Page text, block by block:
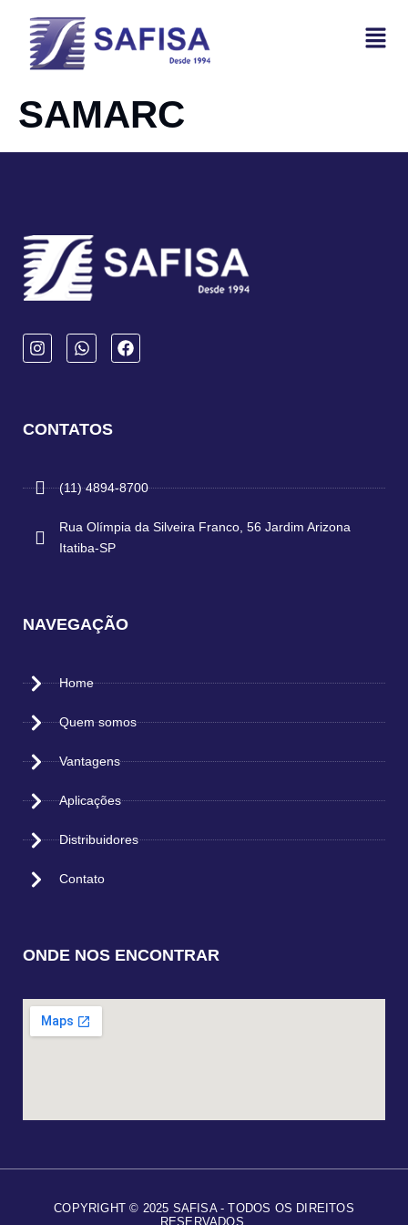
SAMARC
CONTATOS
(11) 4894-8700
Rua Olímpia da Silveira Franco, 56 Jardim Arizona
Itatiba-SP
NAVEGAÇÃO
Home
Quem somos
Vantagens
Aplicações
Distribuidores
Contato
ONDE NOS ENCONTRAR
COPYRIGHT © 2025 SAFISA - TODOS OS DIREITOS
RESERVADOS.